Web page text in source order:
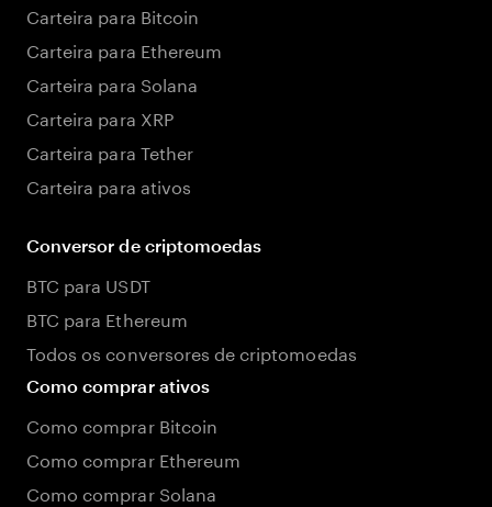
Carteira para Bitcoin
Carteira para Ethereum
Carteira para Solana
Carteira para XRP
Carteira para Tether
Carteira para ativos
Conversor de criptomoedas
BTC para USDT
BTC para Ethereum
Todos os conversores de criptomoedas
Como comprar ativos
Como comprar Bitcoin
Como comprar Ethereum
Como comprar Solana